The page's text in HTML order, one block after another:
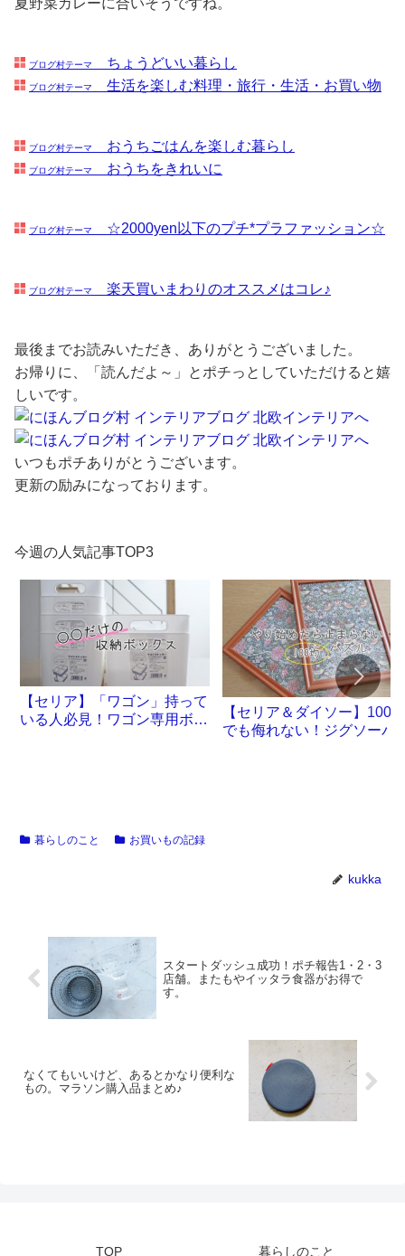
ブログ村テーマ ちょうどいい暮らし
ブログ村テーマ 生活を楽しむ料理・旅行・生活・お買い物
ブログ村テーマ おうちごはんを楽しむ暮らし
ブログ村テーマ おうちをきれいに
ブログ村テーマ ☆2000yen以下のプチ*プラファッション☆
ブログ村テーマ 楽天買いまわりのオススメはコレ♪
最後までお読みいただき、ありがとうございました。
お帰りに、「読んだよ～」とポチっとしていただけると嬉
しいです。
いつもポチありがとうございます。
更新の励みになっております。
今週の人気記事TOP3
【セリア】「ワゴン」持って
いる人必見！ワゴン専用ボッ
【セリア＆ダイソー】100円
でも侮れない！ジグソーパ
暮らしのこと お買いもの記録
kukka
スタートダッシュ成功！ポチ報告1・2・3
店舗。またもやイッタラ食器がお得で
す。
なくてもいいけど、あるとかなり便利な
もの。マラソン購入品まとめ♪
TOP 暮らしのこと